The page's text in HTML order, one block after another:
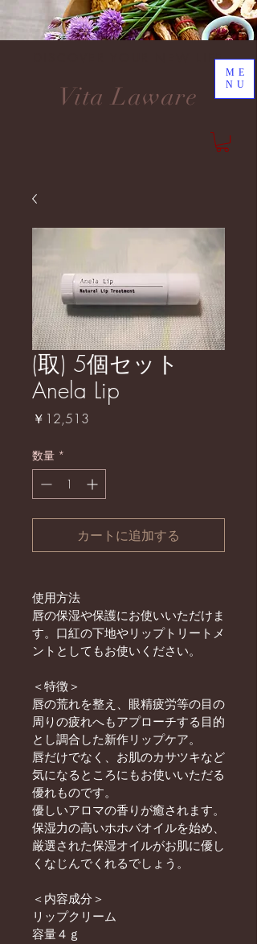
Vita Laware
DISCOVER YOUR NEW LIFE
ME
NU
(取) 5個セット
Anela Lip
￥12,513
数量 *
カートに追加する
使用方法
唇の保湿や保護にお使いいただけま
す。口紅の下地やリップトリートメ
ントとしてもお使いください。
＜特徴＞
唇の荒れを整え、眼精疲労等の目の
周りの疲れへもアプローチする目的
とし調合した新作リップケア。
唇だけでなく、お肌のカサツキなど
気になるところにもお使いいただる
優れものです。
優しいアロマの香りが癒されます。
保湿力の高いホホバオイルを始め、
厳選された保湿オイルがお肌に優し
くなじんでくれるでしょう。
＜内容成分＞
リップクリーム
容量４ｇ